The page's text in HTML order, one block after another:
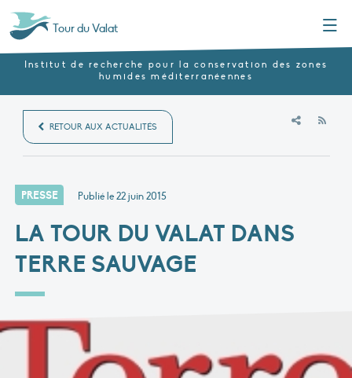
Tour du Valat
Institut de recherche pour la conservation des zones
humides méditerranéennes
RETOUR AUX ACTUALITÉS
PRESSE Publié le22 juin 2015
LA TOUR DU VALAT DANS
TERRE SAUVAGE